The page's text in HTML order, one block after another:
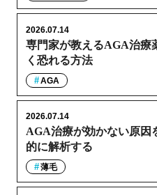
専門家が教えるAGA治療
く恐れる方法
2026.07.14
AGA
AGA治療が効かない原因
的に解析する
2026.07.14
薄毛